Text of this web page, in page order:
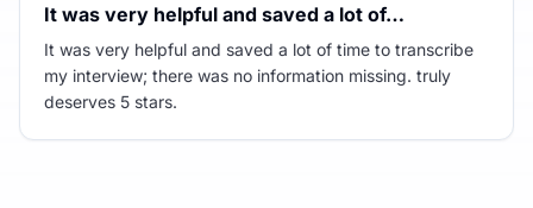
It was very helpful and saved a lot of…
It was very helpful and saved a lot of time to transcribe
my interview; there was no information missing. truly
deserves 5 stars.